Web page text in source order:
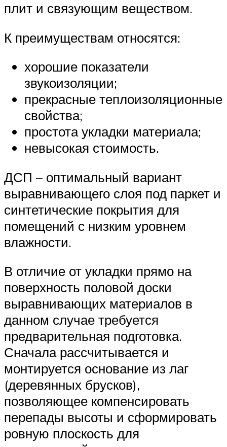
плит и связующим веществом.
К преимуществам относятся:
хорошие показатели
звукоизоляции;
прекрасные теплоизоляционные
свойства;
простота укладки материала;
невысокая стоимость.
ДСП – оптимальный вариант
выравнивающего слоя под паркет и
синтетические покрытия для
помещений с низким уровнем
влажности.
В отличие от укладки прямо на
поверхность половой доски
выравнивающих материалов в
данном случае требуется
предварительная подготовка.
Сначала рассчитывается и
монтируется основание из лаг
(деревянных брусков),
позволяющее компенсировать
перепады высоты и сформировать
ровную плоскость для